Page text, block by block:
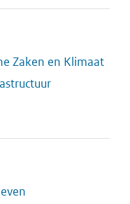
Zaken en Klimaat